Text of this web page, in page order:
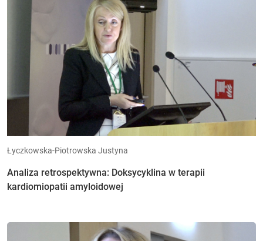
Łyczkowska-Piotrowska Justyna
Analiza retrospektywna: Doksycyklina w terapii
kardiomiopatii amyloidowej